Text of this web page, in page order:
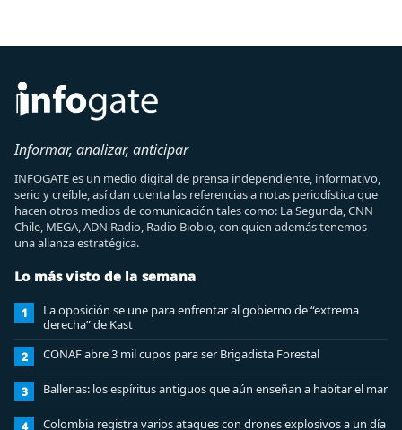
Informar, analizar, anticipar
INFOGATE es un medio digital de prensa independiente, informativo,
serio y creíble, así dan cuenta las referencias a notas periodística que
hacen otros medios de comunicación tales como: La Segunda, CNN
Chile, MEGA, ADN Radio, Radio Biobio, con quien además tenemos
una alianza estratégica.
Lo más visto de la semana
1
La oposición se une para enfrentar al gobierno de “extrema
derecha” de Kast
2 CONAF abre 3 mil cupos para ser Brigadista Forestal
3 Ballenas: los espíritus antiguos que aún enseñan a habitar el mar
4 Colombia registra varios ataques con drones explosivos a un día